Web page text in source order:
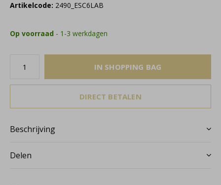
Artikelcode: 2490_ESC6LAB
Op voorraad - 1-3 werkdagen
IN SHOPPING BAG
DIRECT BETALEN
Beschrijving
Delen